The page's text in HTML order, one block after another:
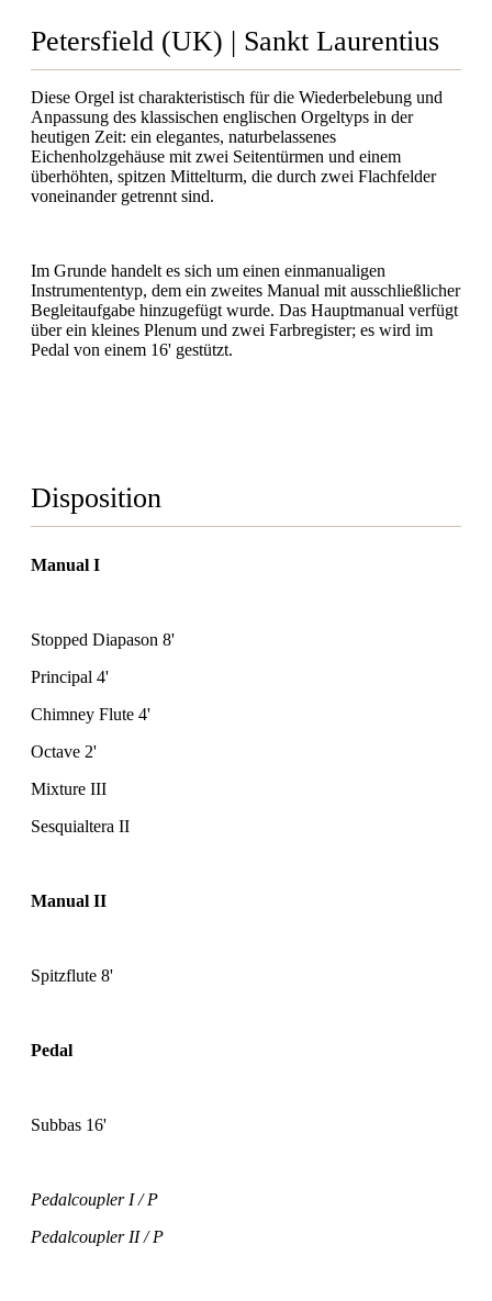
Petersfield (UK) | Sankt Laurentius
Diese Orgel ist charakteristisch für die Wiederbelebung und
Anpassung des klassischen englischen Orgeltyps in der
heutigen Zeit: ein elegantes, naturbelassenes
Eichenholzgehäuse mit zwei Seitentürmen und einem
überhöhten, spitzen Mittelturm, die durch zwei Flachfelder
voneinander getrennt sind.
Im Grunde handelt es sich um einen einmanualigen
Instrumententyp, dem ein zweites Manual mit ausschließlicher
Begleitaufgabe hinzugefügt wurde. Das Hauptmanual verfügt
über ein kleines Plenum und zwei Farbregister; es wird im
Pedal von einem 16' gestützt.
Disposition
Manual I
Stopped Diapason 8'
Principal 4'
Chimney Flute 4'
Octave 2'
Mixture III
Sesquialtera II
Manual II
Spitzflute 8'
Pedal
Subbas 16'
Pedalcoupler I / P
Pedalcoupler II / P